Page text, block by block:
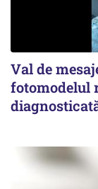
Val de
fotomodelul